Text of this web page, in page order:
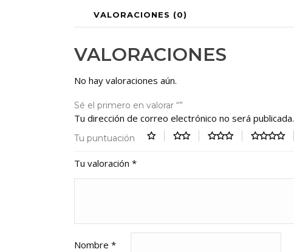
VALORACIONES (0)
VALORACIONES
No hay valoraciones aún.
Sé el primero en valorar “”
Tu dirección de correo electrónico no será publicada.
Tu puntuación
Tu valoración *
Nombre *